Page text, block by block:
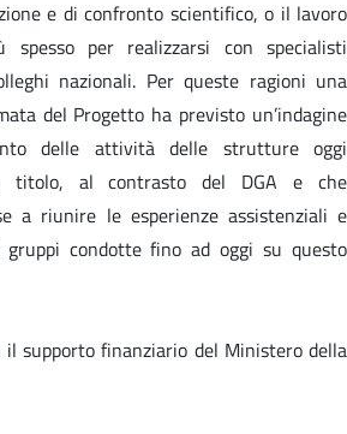
e di confronto scientifico, o il lavoro
per realizzarsi con specialisti
nazionali. Per queste ragioni una
del Progetto ha previsto un’indagine
delle attività delle strutture oggi
titolo, al contrasto del DGA e che
a riunire le esperienze assistenziali e
condotte fino ad oggi su questo
il supporto finanziario del Ministero della